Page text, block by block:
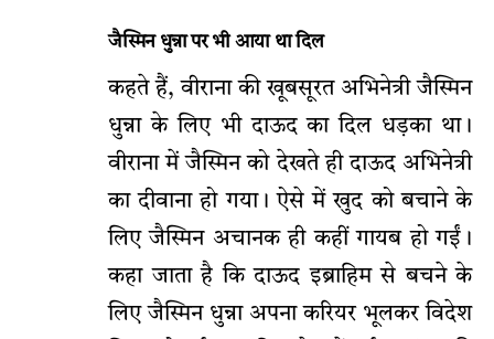
जैस्मिन धुन्ना पर भी आया था दिल
कहते हैं, वीराना की खूबसूरत अभिनेत्री जैस्मिन
धुन्ना के लिए भी दाऊद का दिल धड़का था।
वीराना में जैस्मिन को देखते ही दाऊद अभिनेत्री
का दीवाना हो गया। ऐसे में खुद को बचाने के
लिए जैस्मिन अचानक ही कहीं गायब हो गईं।
कहा जाता है कि दाऊद इब्राहिम से बचने के
लिए जैस्मिन धुन्ना अपना करियर भूलकर विदेश